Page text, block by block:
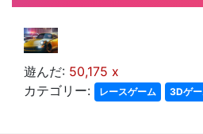
遊んだ: 50,175 x
カテゴリー:
レースゲーム 3Dゲ